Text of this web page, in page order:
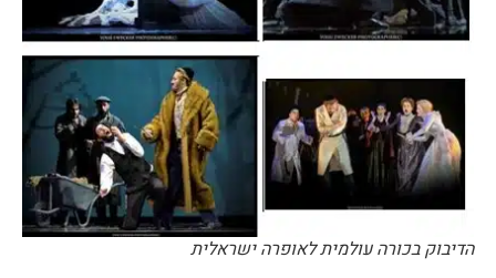
הדיבוק בכורה עולמית לאופרה ישראלית